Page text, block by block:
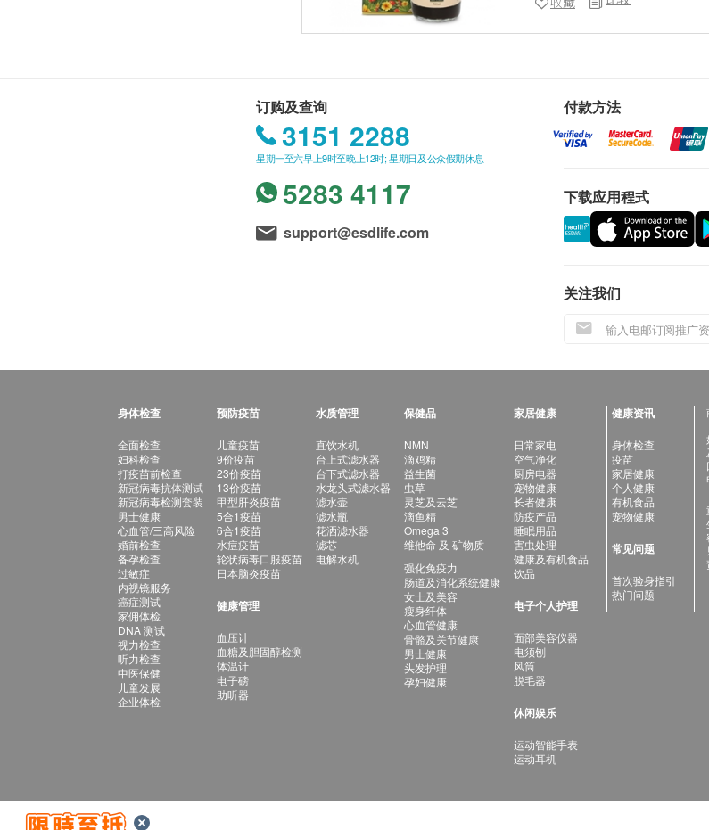
订购及查询
3151 2288
星期一至六早上9时至晚上12时; 星期日及公众假期休息
5283 4117
support@esdlife.com
付款方法
下载应用程式
关注我们
身体检查
全面检查
妇科检查
打疫苗前检查
新冠病毒抗体测试
新冠病毒检测套装
男士健康
心血管/三高风险
婚前检查
备孕检查
过敏症
内视镜服务
癌症测试
家佣体检
DNA 测试
视力检查
听力检查
中医保健
儿童发展
企业体检
预防疫苗
儿童疫苗
9价疫苗
23价疫苗
13价疫苗
甲型肝炎疫苗
5合1疫苗
6合1疫苗
水痘疫苗
轮状病毒口服疫苗
日本脑炎疫苗
健康管理
血压计
血糖及胆固醇检测
体温计
电子磅
助听器
水质管理
直饮水机
台上式滤水器
台下式滤水器
水龙头式滤水器
滤水壶
滤水瓶
花洒滤水器
滤芯
电解水机
保健品
NMN
滴鸡精
益生菌
虫草
灵芝及云芝
滴鱼精
Omega 3
维他命 及 矿物质
强化免疫力
肠道及消化系统健康
女士及美容
瘦身纤体
心血管健康
骨骼及关节健康
男士健康
头发护理
孕妇健康
家居健康
日常家电
空气净化
厨房电器
宠物健康
长者健康
防疫产品
睡眠用品
害虫处理
健康及有机食品
饮品
电子个人护理
面部美容仪器
电须刨
风筒
脱毛器
休闲娱乐
运动智能手表
运动耳机
健康资讯
身体检查
疫苗
家居健康
个人健康
有机食品
宠物健康
常见问题
首次验身指引
热门问题